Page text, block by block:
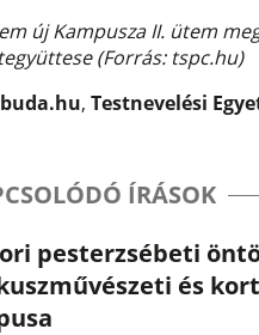
új Kampusza II. ütem
(Forrás: tspc.hu)
,Testnevelési
ÍRÁSOK
pesterzsébeti
és